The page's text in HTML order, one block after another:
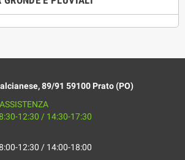
89/91 59100 Prato (PO)
12:30 / 14:30-17:30
12:30 / 14:00-18:00